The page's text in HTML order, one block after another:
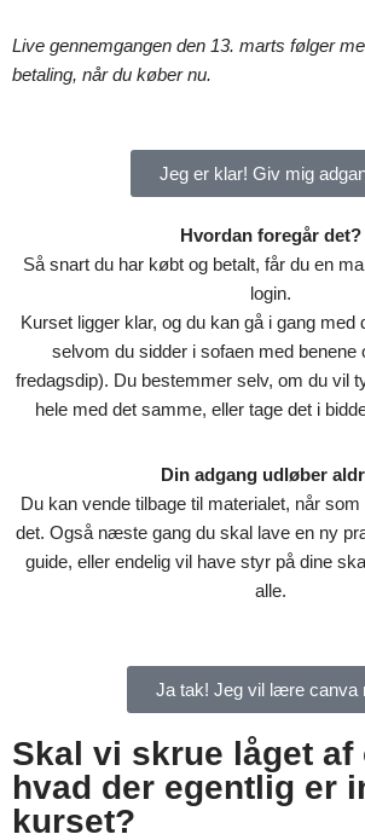
Live gennemgangen den 13. marts følger
betaling, når du køber nu.
Jeg er klar! Giv mig
Hvordan foregår det?
Så snart du har købt og betalt, får du en
login.
Kurset ligger klar, og du kan gå i gang med
selvom du sidder i sofaen med benene
fredagsdip). Du bestemmer selv, om du vil
hele med det samme, eller tage det i
Din adgang udløber
Du kan vende tilbage til materialet, når
det. Også næste gang du skal lave en ny
guide, eller endelig vil have styr på dine
alle.
Ja tak! Jeg vil lære canva
Skal vi skrue låget af
hvad der egentlig er
kurset?